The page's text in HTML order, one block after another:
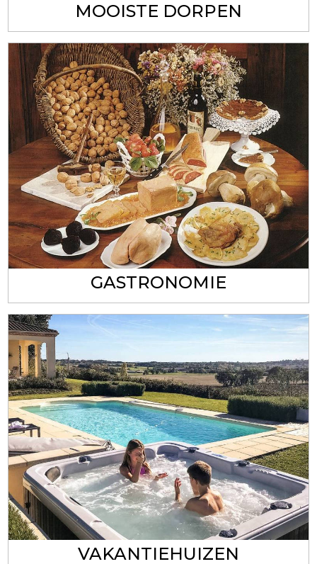
MOOISTE DORPEN
GASTRONOMIE
VAKANTIEHUIZEN